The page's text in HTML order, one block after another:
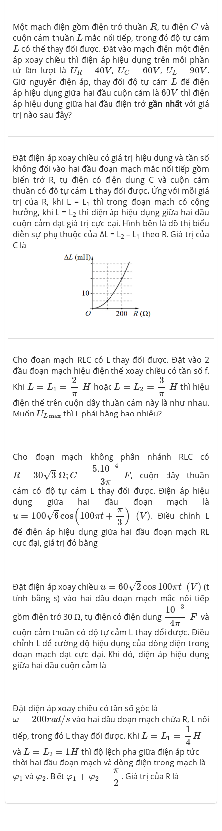
Một mạch điện gồm điện trở thuần R
R, tụ điện C
Cvà
cuộn cảm thuầnL
L mắc nối tiếp, trong đó độ tự cảm
L
L có thể thay đổi được. Đặt vào mạch điện một điện
áp xoay chiều thì điện áp hiệu dụng trên mỗi phần
tử lần lượt là UR = 40V
UR=40V , UC = 60V
UC =60V , UL = 90V
UL=90V
.
Giữ nguyên điện áp, thay đổi độ tự cảm L
L để điện
áp hiệu dụng giữa hai đầu cuộn cảm là60V
60V thì điện
áp hiệu dụng giữa hai đầu điện trở gần nhấtvới giá
trị nào sau đây?
Đặt điện áp xoay chiều có giá trị hiệu dụng và tần số
không đổi vào hai đầu đoạn mạch mắc nối tiếp gồm
biến trở R, tụ điện có điện dung C và cuộn cảm
thuần có độ tự cảm L thay đổi được.Ứng với mỗi giá
trị của R, khi L = L1 thì trong đoạn mạch có cộng
hưởng, khi L = L2 thì điện áp hiệu dụng giữa hai đầu
cuộn cảm đạt giá trị cực đại. Hình bên là đồ thị biểu
diễn sự phụ thuộc của ∆L = L2 – L1 theo R. Giá trị của
C là
Cho đoạn mạch RLC có L thay đổi được. Đặt vào 2
đầu đoạn mạch hiệu điện thế xoay chiều có tần số f.
Khi L = L1 =
2
π
H
L=L1=2πH
hoặcL = L2 =
3
π
H
L=L2=3πH
thì hiệu
điện thế trên cuộn dây thuần cảm này là như nhau.
Muốn ULmax
ULmaxthì L phải bằng bao nhiêu?
Cho đoạn mạch không phân nhánh RLC có
R = 30√3 Ω; C =
5.10−4
3π
F
R=30 3Ω;C 5.10− 43πF
, cuộn dây thuần
cảm có độ tự cảm L thay đổi được. Điện áp hiệu
dụng giữa hai đầu đoạn mạch là
u = 100√6cos(100πt +
π
3 ) ( V)
u=100 cos( 100πt 3)(V)
. Điều chỉnh L
để điện áp hiệu dụng giữa hai đầu đoạn mạch RL
cực đại, giá trị đó bằng
Đặt điện áp xoay chiềuu = 60√2cos 100πt ( V)
602 cos 100πt(V
(t
tính bằng s) vào hai đầu đoạn mạch mắc nối tiếp
gồm điện trở 30 Ω, tụ điện có điện dung
10−3
4π
F
10−34 πF
và
cuộn cảm thuần có độ tự cảm L thay đổi được. Điều
chỉnh L để cường độ hiệu dụng của dòng điện trong
đoạn mạch đạt cực đại. Khi đó, điện áp hiệu dụng
giữa hai đầu cuộn cảm là
Đặt điện áp xoay chiều có tần số góc là
ω = 200rad/s
ω=200rad/s
vào hai đầu đoạn mạch chứa R, L nối
tiếp, trong đó L thay đổi được. Khi L = L1 =
1
4
H
L=L1 =14H
và L = L2 = 1H
L =
thì độ lệch pha giữa điện áp tức
thời hai đầu đoạn mạch và dòng điện trong mạch là
φ1
φ1 và φ2
φ2. Biết φ1 + φ2 =
π
2
φ1 +φ2= π2
. Giá trị của R là